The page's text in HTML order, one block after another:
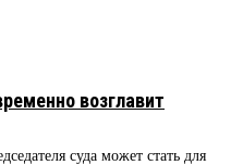
возглавит
суда может стать для